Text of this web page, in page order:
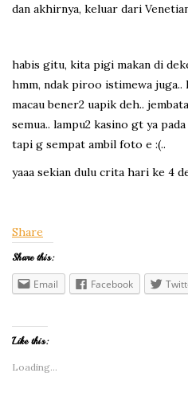
dan akhirnya, keluar dari
habis gitu, kita pigi makan di
hmm, ndak piroo istimewa juga..
macau bener2 uapik deh..
semua.. lampu2 kasino gt ya
tapi g sempat ambil foto e :(..
yaaa sekian dulu crita hari ke 4
Share
Share this:
Email Facebook
Like this:
Loading...